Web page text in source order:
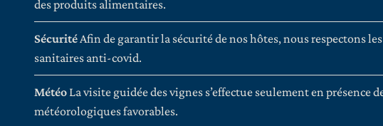
des produits alimentaires.
Sécurité Afin de garantir la sécurité de nos hôtes, nous respectons
sanitaires anti-covid.
Météo La visite guidée des vignes s’effectue seulement en présence
météorologiques favorables.